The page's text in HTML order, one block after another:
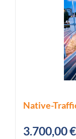
Native-
3.700,00€